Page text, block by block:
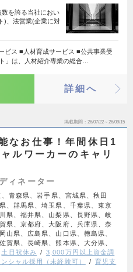
を誇る当社におい
)、法営業(企業に対
ビス ■人材育成サービス ■公共事業受
」は、人材紹介専業の総合…
詳細へ
掲載期間 26/07/22～26/09/15
なお仕事！年間休日1
ルワーカーのキャリ
ィネーター
、青森県、岩手県、宮城県、秋田
、群馬県、埼玉県、千葉県、東京
県、福井県、山梨県、長野県、岐
県、京都府、大阪府、兵庫県、奈
山県、広島県、山口県、徳島県、
賀県、長崎県、熊本県、大分県、
土日祝休み
3,000万円以上資金調
シャル採用（未経験可）
育児支